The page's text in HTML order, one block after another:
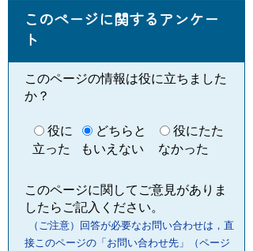
このページに関するアンケー
ト
このページの情報は役に立ちました
か？
役に
立った
どちらと
もいえない
役にたた
なかった
このページに関してご意見がありま
したらご記入ください。
（ご注意）回答が必要なお問い合わせは，直
接このページの「お問い合わせ先」（ページ